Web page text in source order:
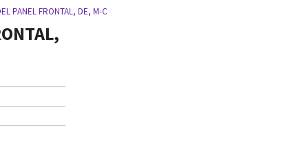
PANEL FRONTAL, DE, M-C